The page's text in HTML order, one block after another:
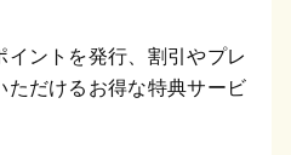
イントを発行、割引やプレ
ただけるお得な特典サービ